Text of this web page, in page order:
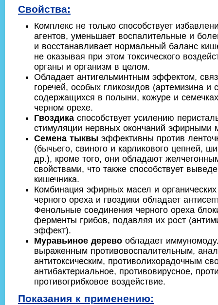
Свойства:
Комплекс не только способствует
агентов, уменьшает воспалительные и
и восстанавливает нормальный баланс
не оказывая при этом токсического
органы и организм в целом.
Обладает антигельминтным эффектом,
горечей, особых гликозидов (артемизина и
содержащихся в полыни, кожуре и
черном орехе.
Гвоздика способствует усилению
стимуляции нервных окончаний эфирными
Семена тыквы эффективны против
(бычьего, свиного и карликового цепней,
др.), кроме того, они обладают
свойствами, что также способствует
кишечника.
Комбинация эфирных масел и
черного ореха и гвоздики обладает
Фенольные соединения черного ореха
ферменты грибов, подавляя их рост
эффект).
Муравьиное дерево обладает
выраженным противовоспалительным,
антитоксическим, противолихорадочным
антибактериальное, противовирусное,
противогрибковое воздействие.
Показания к применению: